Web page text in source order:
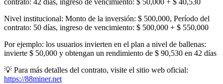
contrato: 42 días, ingreso de vencimiento: $ 50,000 + $ 40,530
Nivel institucional: Monto de la inversión: $ 500,000, Período del
contrato: 50 días, ingreso de vencimiento: $ 500,000 + $ 550,000
Por ejemplo: los usuarios invierten en el plan a nivel de ballenas:
invierte $ 50,000 y obtengan un rendimiento de $ 90,530 en 42 días
💡 Para más detalles del contrato, visite el sitio web oficial:
https://88miner.net